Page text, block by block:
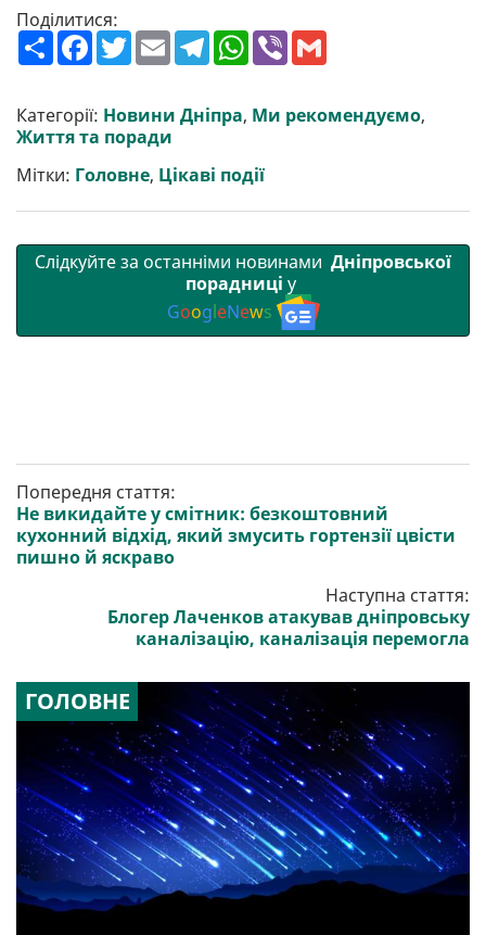
Поділитися:
П
о
р
и
т
F
a
b
o
o
T
w
t
e
r
E
m
l
T
e
g
r
m
W
h
s
A
p
V
r l
Категорії: Новини Дніпра, Ми рекомендуємо,
Життя та поради
Мітки: Головне, Цікаві події
Слідкуйте за останніми новинами Дніпровської
порадниці у
GoogleNews
Попередня стаття:
Не викидайте у смітник: безкоштовний
кухонний відхід, який змусить гортензії цвісти
пишно й яскраво
Наступна стаття:
Блогер Лаченков атакував дніпровську
каналізацію, каналізація перемогла
ГОЛОВНЕ